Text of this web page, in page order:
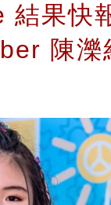
結果快
陳濼